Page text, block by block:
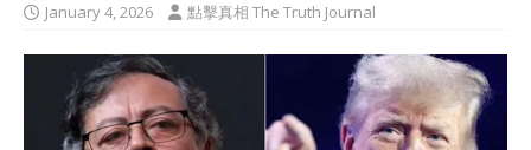
January 4, 2026 點擊真相 The Truth Journal